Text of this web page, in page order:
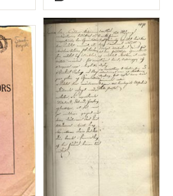
Anna Sophia
Forsberg (född 1827)
föröfwade mord
samt betraktelser
under hans sista
stunder, den 8
januari 1862.
Typ